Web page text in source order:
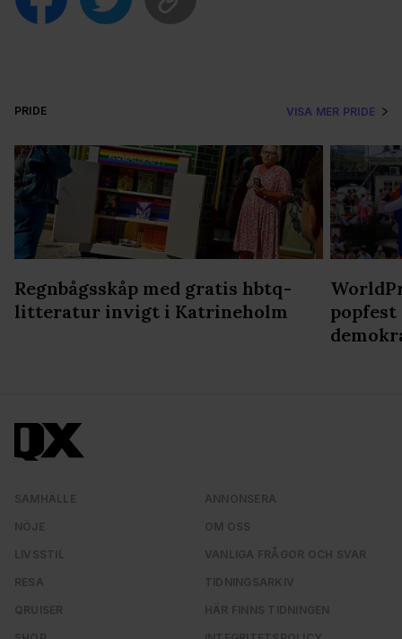
PRIDE VISA MER PRIDE
Regnbågsskåp med gratis hbtq-
litteratur invigt i Katrineholm
SAMHÄLLE
NÖJE
LIVSSTIL
RESA
QRUISER
ANNONSERA
OM OSS
VANLIGA FRÅGOR OCH SVAR
TIDNINGSARKIV
HÄR FINNS TIDNINGEN